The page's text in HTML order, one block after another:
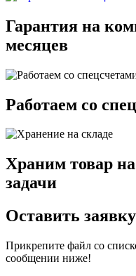
Гарантия на
месяцев
Работаем со
Храним товар
задачи
Оставить
Прикрепите файл со
сообщении ниже!